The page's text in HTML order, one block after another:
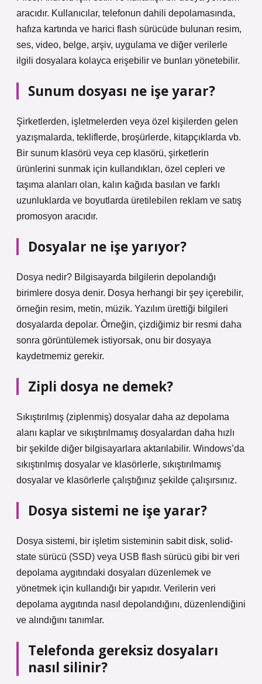
aracıdır. Kullanıcılar, telefonun dahili depolamasında,
hafıza kartında ve harici flash sürücüde bulunan resim,
ses, video, belge, arşiv, uygulama ve diğer verilerle
ilgili dosyalara kolayca erişebilir ve bunları yönetebilir.
Sunum dosyası ne işe yarar?
Şirketlerden, işletmelerden veya özel kişilerden gelen
yazışmalarda, tekliflerde, broşürlerde, kitapçıklarda vb.
Bir sunum klasörü veya cep klasörü, şirketlerin
ürünlerini sunmak için kullandıkları, özel cepleri ve
taşıma alanları olan, kalın kağıda basılan ve farklı
uzunluklarda ve boyutlarda üretilebilen reklam ve satış
promosyon aracıdır.
Dosyalar ne işe yarıyor?
Dosya nedir? Bilgisayarda bilgilerin depolandığı
birimlere dosya denir. Dosya herhangi bir şey içerebilir,
örneğin resim, metin, müzik. Yazılım ürettiği bilgileri
dosyalarda depolar. Örneğin, çizdiğimiz bir resmi daha
sonra görüntülemek istiyorsak, onu bir dosyaya
kaydetmemiz gerekir.
Zipli dosya ne demek?
Sıkıştırılmış (ziplenmiş) dosyalar daha az depolama
alanı kaplar ve sıkıştırılmamış dosyalardan daha hızlı
bir şekilde diğer bilgisayarlara aktarılabilir. Windows’da
sıkıştırılmış dosyalar ve klasörlerle, sıkıştırılmamış
dosyalar ve klasörlerle çalıştığınız şekilde çalışırsınız.
Dosya sistemi ne işe yarar?
Dosya sistemi, bir işletim sisteminin sabit disk, solid-
state sürücü (SSD) veya USB flash sürücü gibi bir veri
depolama aygıtındaki dosyaları düzenlemek ve
yönetmek için kullandığı bir yapıdır. Verilerin veri
depolama aygıtında nasıl depolandığını, düzenlendiğini
ve alındığını tanımlar.
Telefonda gereksiz dosyaları
nasıl silinir?